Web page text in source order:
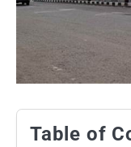
Table of